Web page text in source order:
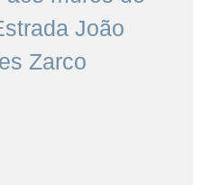
João
Zarco